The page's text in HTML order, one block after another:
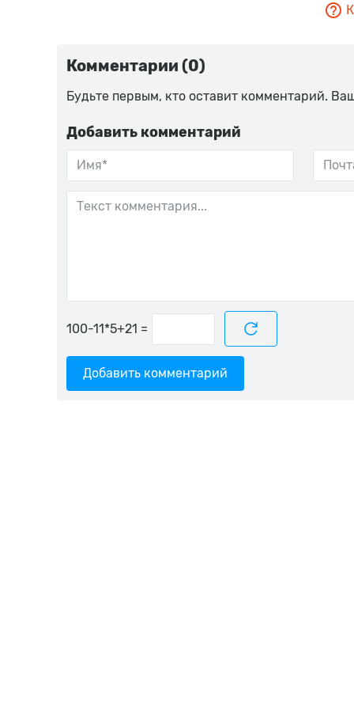
Комментарии (0)
Будьте первым, кто оставит комментарий.
Добавить комментарий
=
Добавить комментарий